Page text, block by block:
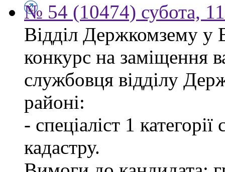
№ 54 (10474) субота,
Відділ Держкомзему у
конкурс на заміщення
службовця відділу
районі:
- спеціаліст 1
кадастру.